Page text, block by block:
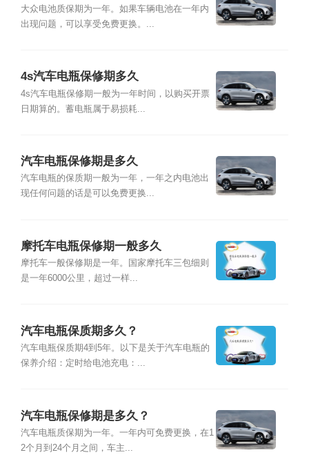
大众电池质保期为一年。如果车辆电池在一年内
出现问题，可以享受免费更换。...
4s汽车电瓶保修期多久
4s汽车电瓶保修期一般为一年时间，以购买开票
日期算的。蓄电瓶属于易损耗...
汽车电瓶保修期是多久
汽车电瓶的保质期一般为一年，一年之内电池出
现任何问题的话是可以免费更换...
摩托车电瓶保修期一般多久
摩托车一般保修期是一年。国家摩托车三包细则
是一年6000公里，超过一样...
汽车电瓶保质期多久？
汽车电瓶保质期4到5年。以下是关于汽车电瓶的
保养介绍：定时给电池充电：...
汽车电瓶保修期是多久？
汽车电瓶质保期为一年。一年内可免费更换，在1
2个月到24个月之间，车主...